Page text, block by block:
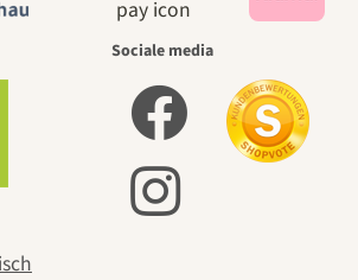
Sociale media